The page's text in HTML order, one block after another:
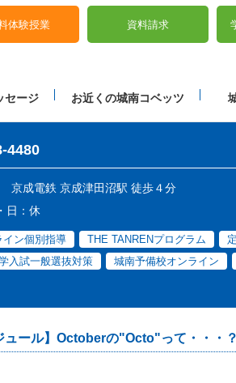
体験授業 資料請求
セージ お近くの城南コベッツ
4480
京成電鉄 京成津田沼駅 徒歩４分
日：休
イン個別指導 THE TANRENプログラム
入試一般選抜対策
城南予備校オンライン
ュール】Octoberの"Octo"って・・・